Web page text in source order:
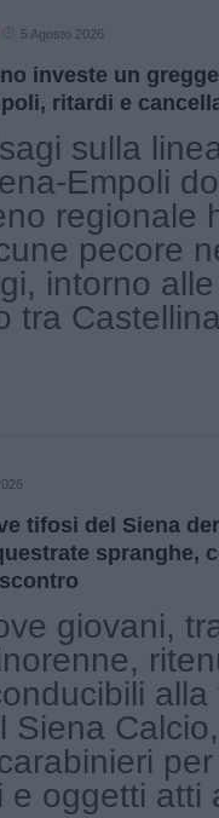
5 Agosto 2026
investe un
ritardi e
sulla
Empoli
regionale
pecore
intorno
tra
tifosi del Siena
spranghe,
giovani,
alla
Siena
e oggetti atti